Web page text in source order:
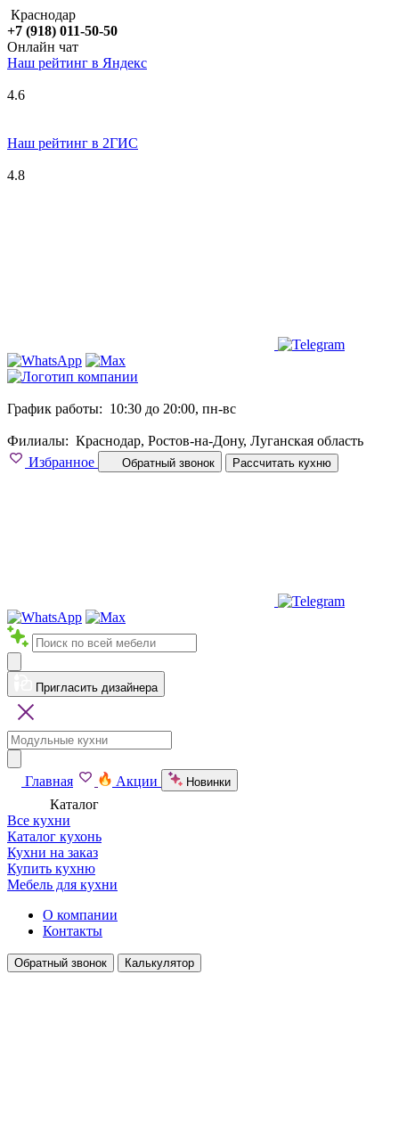
Краснодар
+7 (918) 011-50-50
Онлайн чат
Наш рейтинг в Яндекс
4.6
Наш рейтинг в 2ГИС
4.8
График работы: 10:30 до 20:00, пн-вс
Филиалы: Краснодар, Ростов-на-Дону, Луганская область
Избранное
Обратный звонок Рассчитать кухню
Пригласить дизайнера
Главная Акции Новинки
Каталог
Все кухни
Каталог кухонь
Кухни на заказ
Купить кухню
Мебель для кухни
О компании
Контакты
Обратный звонок Калькулятор